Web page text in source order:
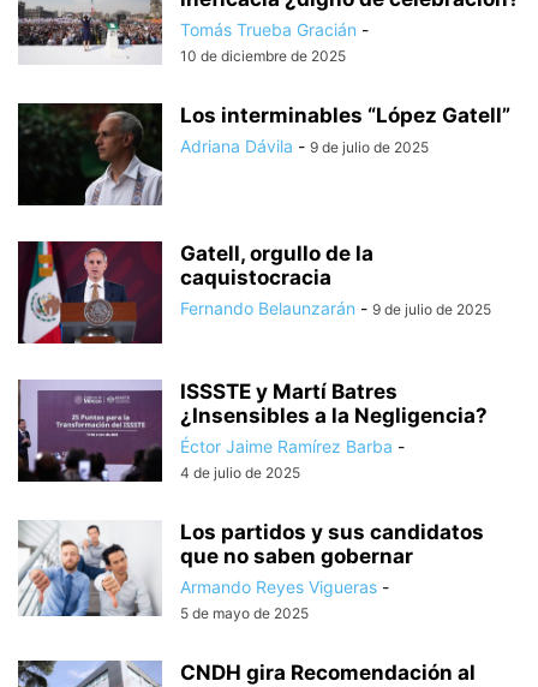
Tomás Trueba Gracián -
10 de diciembre de 2025
Los interminables “López Gatell”
Adriana Dávila - 9 de julio de 2025
Gatell, orgullo de la
caquistocracia
Fernando Belaunzarán - 9 de julio de 2025
ISSSTE y Martí Batres
¿Insensibles a la Negligencia?
Éctor Jaime Ramírez Barba -
4 de julio de 2025
Los partidos y sus candidatos
que no saben gobernar
Armando Reyes Vigueras -
5 de mayo de 2025
CNDH gira Recomendación al